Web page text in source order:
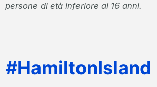
persone di età inferiore ai 16 anni.